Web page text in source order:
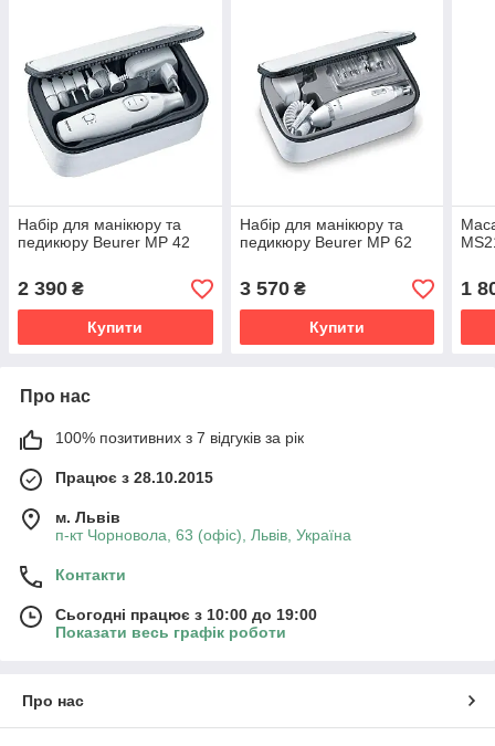
Набір для манікюру та
педикюру Beurer MP 42
2 390 ₴
Купити
Набір для манікюру та
педикюру Beurer MP 62
3 570₴
Купити
1
Про нас
100% позитивних з 7 відгуків за рік
Працює з 28.10.2015
м. Львів
п-кт Чорновола, 63 (офіс), Львів, Україна
Контакти
Сьогодні працює з 10:00 до 19:00
Показати весь графік роботи
Про нас